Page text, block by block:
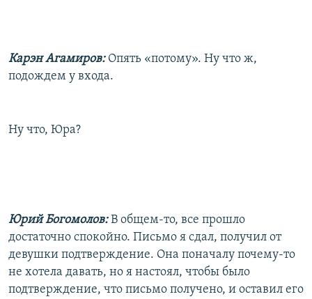
Карэн Агамиров: Опять «потому». Ну что ж,
подождем у входа.
Ну что, Юра?
Юрий Богомолов:В общем-то, все прошло
достаточно спокойно. Письмо я сдал, получил от
девушки подтверждение. Она поначалу почему-то
не хотела давать, но я настоял, чтобы было
подтверждение, что письмо получено, и оставил его